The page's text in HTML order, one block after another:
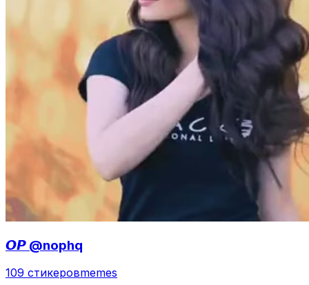
𝙊𝙋 @nophq
109 стикеровmemes